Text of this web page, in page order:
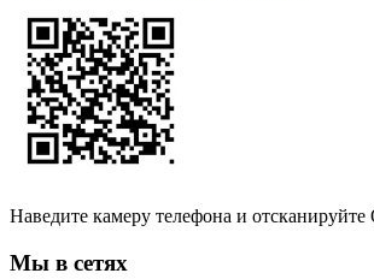
Наведите камеру телефона и отсканируйте
Мы в сетях